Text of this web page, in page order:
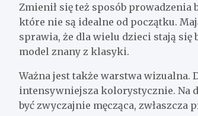
Zmienił się też sposób prowadzenia
które nie są idealne od początku.
sprawia, że dla wielu dzieci stają
model znany z klasyki.
Ważna jest także warstwa wizualna.
intensywniejsza kolorystycznie. Na
być zwyczajnie męcząca, zwłaszcza